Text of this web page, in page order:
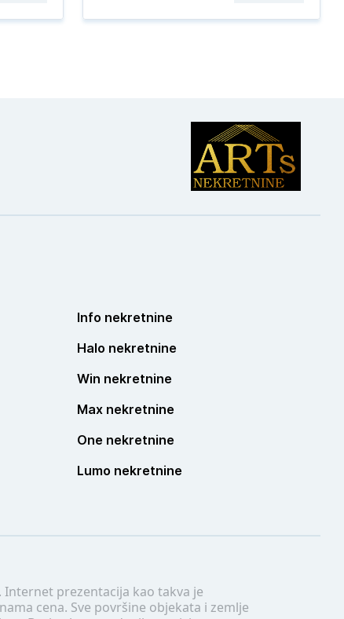
prezentacija kao takva je
cena. Sve površine objekata i zemlje
Info nekretnine
Halo nekretnine
Win nekretnine
Max nekretnine
One nekretnine
Lumo nekretnine